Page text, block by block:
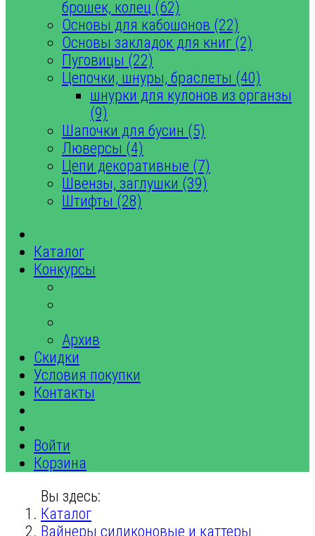
брошек, колец (62)
Основы для кабошонов (22)
Основы закладок для книг (2)
Пуговицы (22)
Цепочки, шнуры, браслеты (40)
шнурки для кулонов из органзы
(9)
Шапочки для бусин (5)
Люверсы (4)
Цепи декоративные (7)
Швензы, заглушки (39)
Штифты (28)
Каталог
Конкурсы
Архив
Скидки
Условия покупки
Контакты
Войти
Корзина
Вы здесь:
Каталог
Вайнеры силиконовые и каттеры